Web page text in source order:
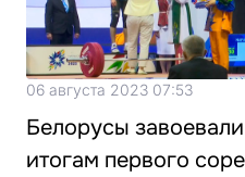
06 августа 2023 07:53
Белорусы
итогам первого